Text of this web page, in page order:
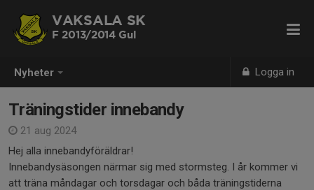
Nyheter Logga in
VAKSALA SK
F 2013/2014 Gul
Träningstider innebandy
21 aug 2024
Hej alla innebandyföräldrar!
Innebandysäsongen närmar sig med stormsteg. I år kommer vi
att träna måndagar och torsdagar och båda träningstiderna